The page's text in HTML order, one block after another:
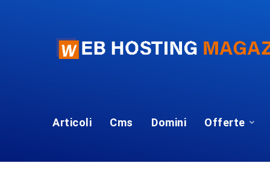
Articoli Cms Domini Offerte